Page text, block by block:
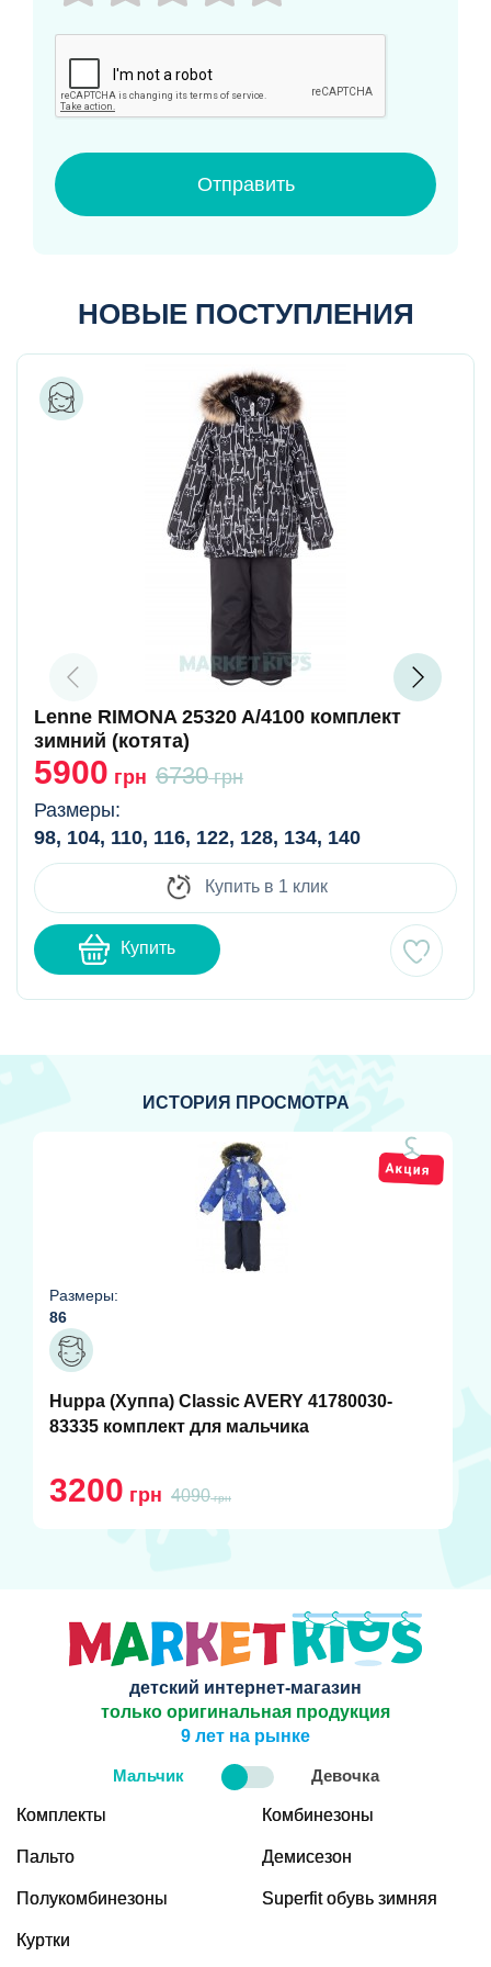
Отправить
НОВЫЕ ПОСТУПЛЕНИЯ
Lenne RIMONA 25320 A/4100 комплект
зимний (котята)
5900 грн 6730грн
Размеры:
98, 104, 110, 116, 122, 128, 134, 140
Купить в 1 клик
Купить
ИСТОРИЯ ПРОСМОТРА
Размеры:
86
Huppa (Хуппа) Classic AVERY 41780030-
83335 комплект для мальчика
3200 грн 4090грн
детский интернет-магазин
только оригинальная продукция
9 лет на рынке
Мальчик Девочка
Комплекты
Пальто
Полукомбинезоны
Куртки
Комбинезоны
Демисезон
Superfit обувь зимняя